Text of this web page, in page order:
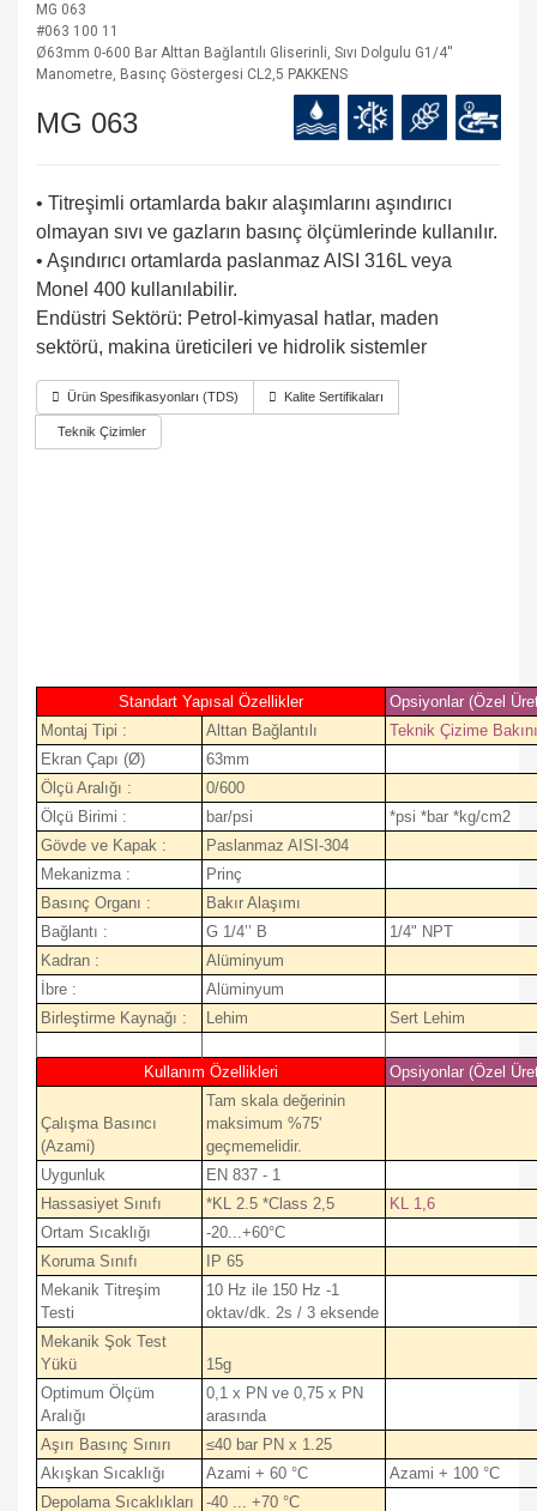
MG 063
#063 100 11
Ø63mm 0-600 Bar Alttan Bağlantılı Gliserinli, Sıvı Dolgulu G1/4''
Manometre, Basınç Göstergesi CL2,5 PAKKENS
MG 063
• Titreşimli ortamlarda bakır alaşımlarını aşındırıcı
olmayan sıvı ve gazların basınç ölçümlerinde kullanılır.
• Aşındırıcı ortamlarda paslanmaz AISI 316L veya
Monel 400 kullanılabilir.
Endüstri Sektörü: Petrol-kimyasal hatlar, maden
sektörü, makina üreticileri ve hidrolik sistemler
Ürün Spesifikasyonları (TDS) Kalite Sertifikaları
Teknik Çizimler
Standart Yapısal Özellikler
Opsiyonlar (Özel
Montaj Tipi :
Alttan Bağlantılı
Teknik Çizime
Ekran Çapı (Ø)
63mm
Ölçü Aralığı :
0/600
Ölçü Birimi :
bar/psi
*psi *bar *kg/cm2
Gövde ve Kapak :
Paslanmaz AISI-304
Mekanizma :
Prinç
Basınç Organı :
Bakır Alaşımı
Bağlantı :
G 1/4’’ B
1/4" NPT
Kadran :
Alüminyum
İbre :
Alüminyum
Birleştirme Kaynağı :
Lehim Sert Lehim
Kullanım Özellikleri Opsiyonlar (Özel
Çalışma Basıncı
(Azami)
Tam skala değerinin
maksimum %75'
geçmemelidir.
Uygunluk
EN 837 - 1
Hassasiyet Sınıfı
*KL 2.5 *Class 2,5
KL 1,6
Ortam Sıcaklığı
-20...+60°C
Koruma Sınıfı
IP 65
Mekanik Titreşim
Testi
10 Hz ile 150 Hz -1
oktav/dk. 2s / 3 eksende
Mekanik Şok Test
Yükü
15g
Optimum Ölçüm
Aralığı
0,1 x PN ve 0,75 x PN
arasında
Aşırı Basınç Sınırı
≤40 bar PN x 1.25
Akışkan Sıcaklığı
Azami + 60 °C
Azami + 100 °C
Depolama Sıcaklıkları
-40 ... +70 °C